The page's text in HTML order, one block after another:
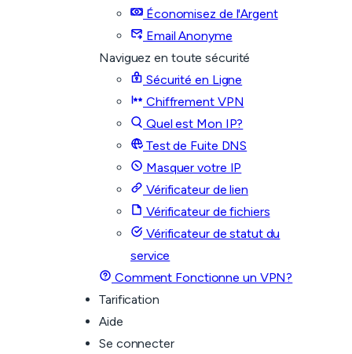
Économisez de l'Argent
Email Anonyme
Naviguez en toute sécurité
Sécurité en Ligne
Chiffrement VPN
Quel est Mon IP?
Test de Fuite DNS
Masquer votre IP
Vérificateur de lien
Vérificateur de fichiers
Vérificateur de statut du
service
Comment Fonctionne un VPN?
Tarification
Aide
Se connecter